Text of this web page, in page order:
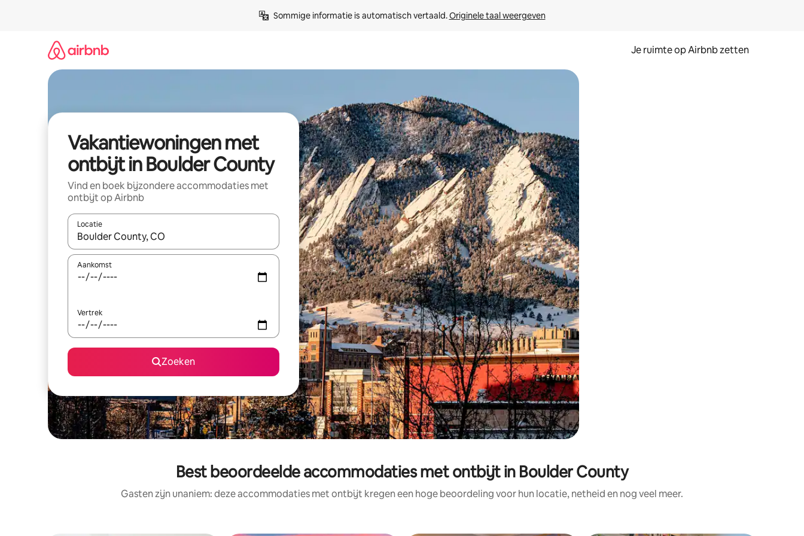
Sommige informatie is automatisch vertaald. Originele taal weergeven
Je ruimte op Airbnb zetten
Vakantiewoningen met
ontbijt in Boulder County
Vind en boek bijzondere accommodaties met
ontbijt op Airbnb
Locatie
Wanneer er suggesties beschikbaar zijn, maak je een keuze met je de pijltjestoetsen omhoog en omlaag, óf door te tikken of swipen.
Aankomst
Vertrek
Zoeken
Best beoordeelde accommodaties met ontbijt in Boulder County
Gasten zijn unaniem: deze accommodaties met ontbijt kregen een hoge beoordeling voor hun locatie, netheid en nog veel meer.